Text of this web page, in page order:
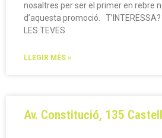
nosaltres per ser el primer en rebre
d’aquesta promoció. T’INTERESSA?
LES TEVES
LLEGIR MÉS »
Av. Constitució, 135